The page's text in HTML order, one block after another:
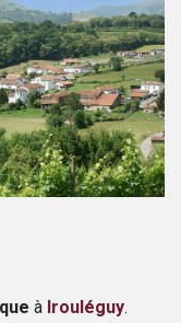
à Irouléguy.